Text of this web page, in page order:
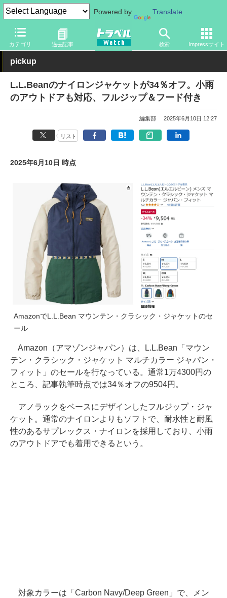
Powered by Translate
カテゴリ 過去記事 検索 Impressサイト
トラベル Watch 旅のアイテム 旅行グッズ 衣類
pickup
L.L.Beanのナイロンジャケットが34％オフ。小雨
のアウトドアも対応、フルジップ＆フード付き
編集部 2025年6月10日 12:27
リスト
2025年6月10日 時点
AmazonでL.L.Bean マウンテン・クラシック・ジャケットのセ
ール
Amazon（アマゾンジャパン）は、L.L.Bean「マウン
テン・クラシック・ジャケット マルチカラー ジャパン・
フィット」のセールを行なっている。通常1万4300円の
ところ、記事執筆時点では34％オフの9504円。
アノラックをベースにデザインしたフルジップ・ジャ
ケット。通常のナイロンよりもソフトで、耐水性と耐風
性のあるサプレックス・ナイロンを採用しており、小雨
のアウトドアでも着用できるという。
対象カラーは「Carbon Navy/Deep Green」で、メン